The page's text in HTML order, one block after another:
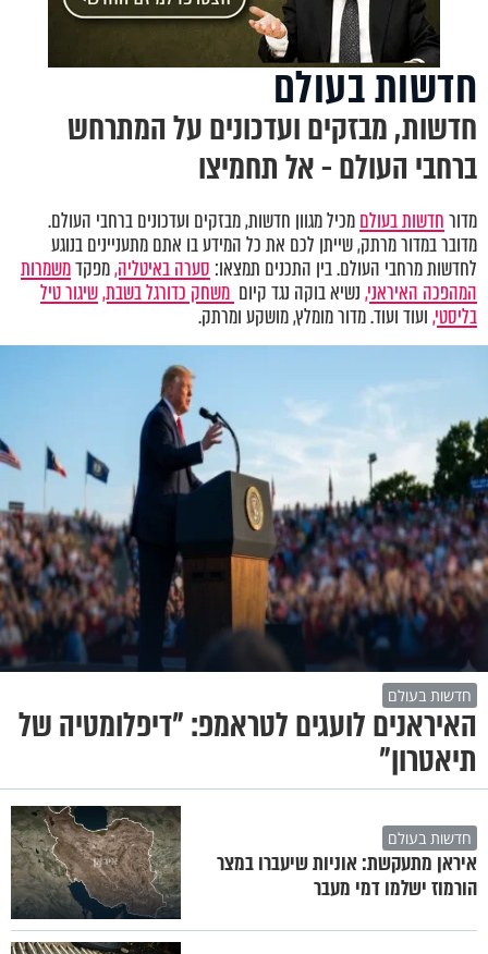
חדשות בעולם
חדשות, מבזקים ועדכונים על המתרחש
ברחבי העולם - אל תחמיצו
מדורחדשות בעולםמכיל מגוון חדשות, מבזקים ועדכונים ברחבי העולם.
מדובר במדור מרתק, שייתן לכם את כל המידע בו אתם מתעניינים בנוגע
לחדשות מרחבי העולם. בין התכנים תמצאו: סערה באיטליה,מפקדמשמרות
המהפכה האיראני,נשיא בוקה נגד קיום משחק כדורגל בשבת,שיגור טיל
בליסטי,ועוד ועוד. מדור מומלץ, מושקע ומרתק.
חדשות בעולם
האיראנים לועגים לטראמפ: "דיפלומטיה של
תיאטרון"
חדשות בעולם
איראן מתעקשת: אוניות שיעברו במצר
הורמוז ישלמו דמי מעבר